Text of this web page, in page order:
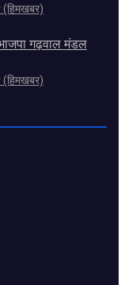
गढ़वाल मंडल